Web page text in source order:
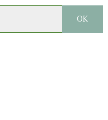
OK